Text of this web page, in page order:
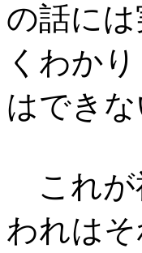
の話に
くわか
はでき
これが
われは